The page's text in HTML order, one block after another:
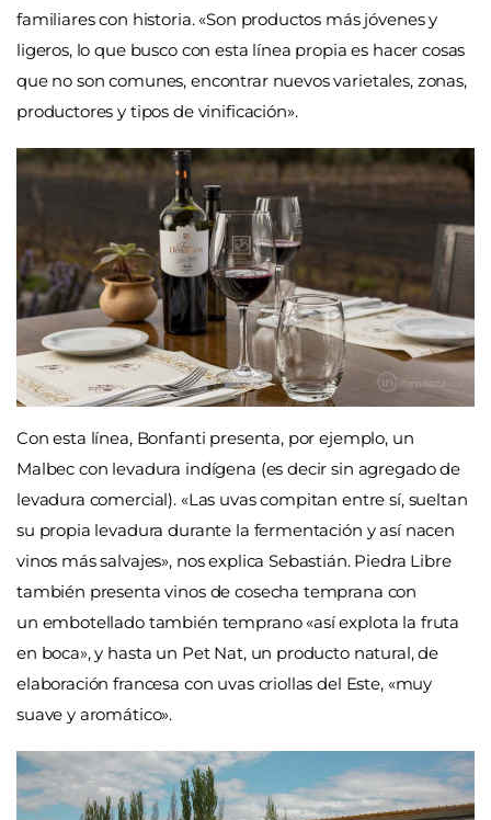
familiares con historia. «Son productos más jóvenes y
ligeros, lo que busco con esta línea propia es hacer cosas
que no son comunes, encontrar nuevos varietales, zonas,
productores y tipos de vinificación».
Con esta línea, Bonfanti presenta, por ejemplo, un
Malbec con levadura indígena (es decir sin agregado de
levadura comercial). «Las uvas compitan entre sí, sueltan
su propia levadura durante la fermentación y así nacen
vinos más salvajes», nos explica Sebastián. Piedra Libre
también presenta vinos de cosecha temprana con
un embotellado también temprano «así explota la fruta
en boca», y hasta un Pet Nat, un producto natural, de
elaboración francesa con uvas criollas del Este, «muy
suave y aromático».